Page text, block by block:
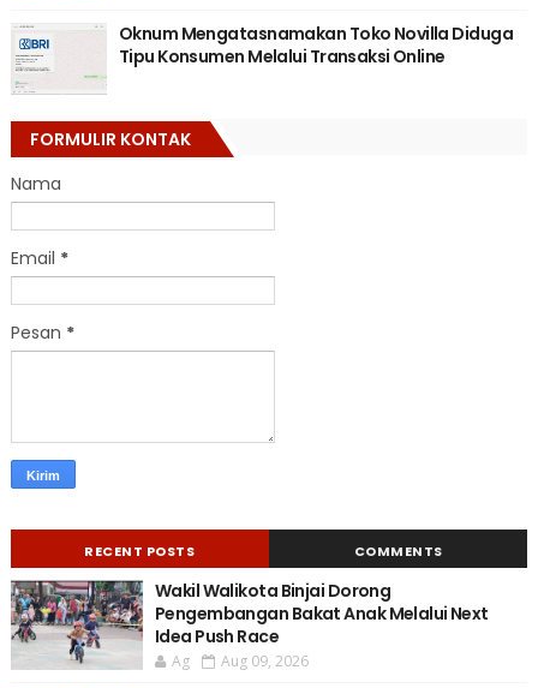
Oknum Mengatasnamakan Toko Novilla Diduga
Tipu Konsumen Melalui Transaksi Online
FORMULIR KONTAK
Nama
Email *
Pesan *
RECENT POSTS COMMENTS
Wakil Walikota Binjai Dorong
Pengembangan Bakat Anak Melalui Next
Idea Push Race
Ag Aug 09, 2026